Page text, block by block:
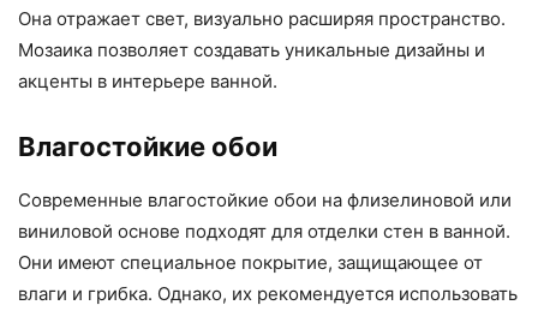
Она отражает свет, визуально расширяя пространство.
Мозаика позволяет создавать уникальные дизайны и
акценты в интерьере ванной.
Влагостойкие обои
Современные влагостойкие обои на флизелиновой или
виниловой основе подходят для отделки стен в ванной.
Они имеют специальное покрытие, защищающее от
влаги и грибка. Однако, их рекомендуется использовать